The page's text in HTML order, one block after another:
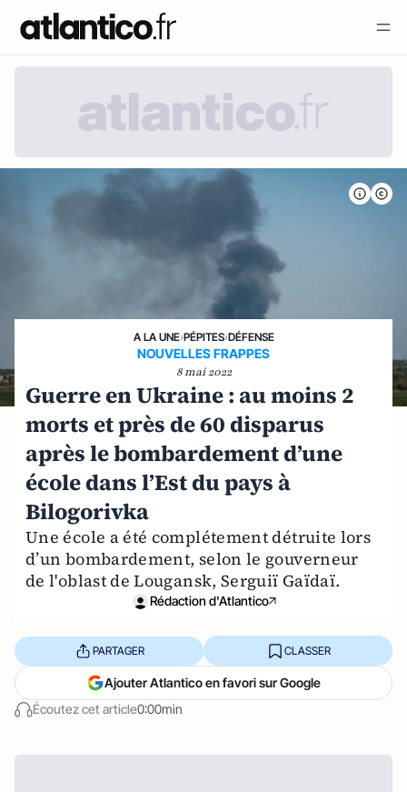
A LA UNE›PÉPITES›DÉFENSE
NOUVELLES FRAPPES
8 mai 2022
Guerre en Ukraine : au moins 2
morts et près de 60 disparus
après le bombardement d’une
école dans l’Est du pays à
Bilogorivka
Une école a été complétement détruite lors
d’un bombardement, selon le gouverneur
de l'oblast de Lougansk, Serguiï Gaïdaï.
Rédaction d'Atlantico
Écoutez cet article0:00min
PARTAGER CLASSER
Ajouter Atlantico en favori sur Google